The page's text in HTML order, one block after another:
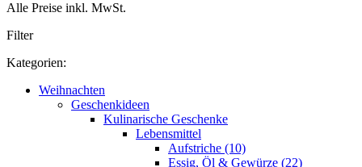
Alle Preise inkl. MwSt.
Filter
Kategorien:
Weihnachten
Geschenkideen
Kulinarische Geschenke
Lebensmittel
Aufstriche (10)
Essig, Öl & Gewürze (22)